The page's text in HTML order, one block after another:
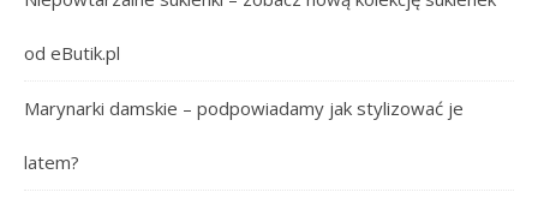
od eButik.pl
Marynarki damskie – podpowiadamy jak stylizować je
latem?